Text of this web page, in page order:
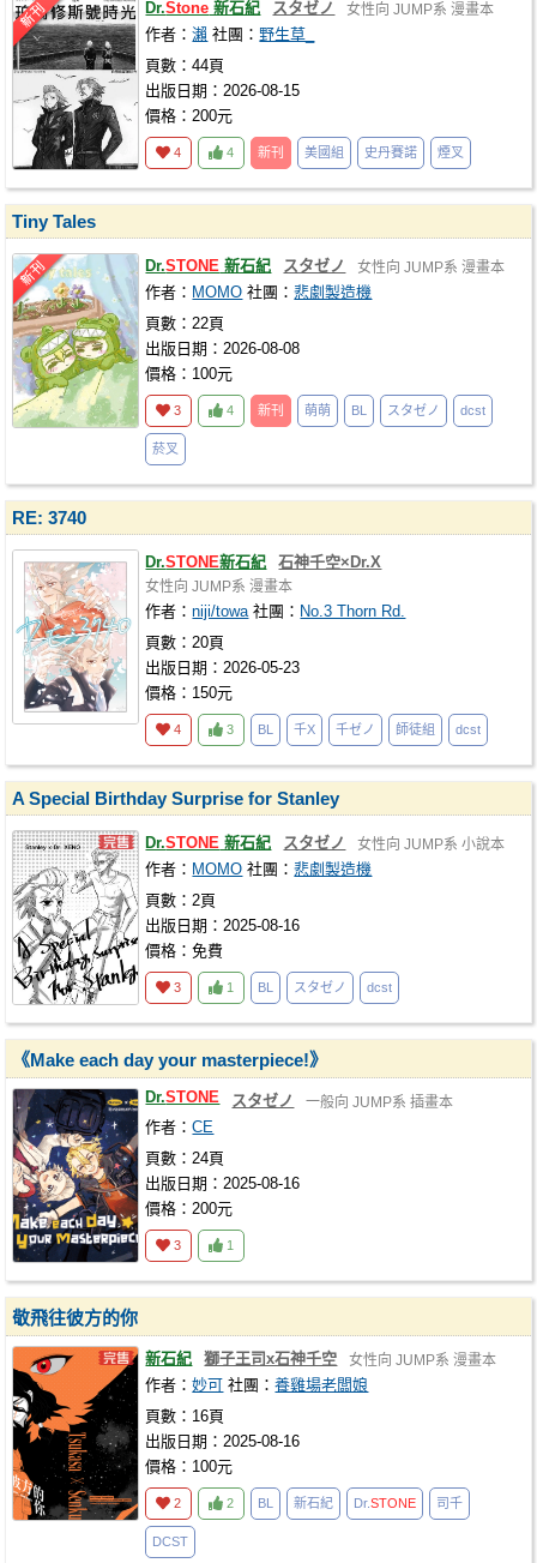
Dr.Stone 新石紀 スタゼノ 女性向 JUMP系 漫畫本
作者：瀨 社團： 野生草_
頁數：44頁
出版日期：2026-08-15
價格：200元
4 4 新刊 美國組 史丹賽諾 煙叉
Tiny Tales
Dr.STONE 新石紀 スタゼノ 女性向 JUMP系 漫畫本
作者： MOMO 社團：悲劇製造機
頁數：22頁
出版日期：2026-08-08
價格：100元
3 4 新刊 萌萌 BL スタゼノ dcst
菸叉
RE: 3740
Dr.STONE新石紀 石神千空×Dr.X
女性向 JUMP系 漫畫本
作者：niji/towa 社團： No.3 Thorn Rd.
頁數：20頁
出版日期：2026-05-23
價格：150元
4 3 BL 千X 千ゼノ 師徒組 dcst
A Special Birthday Surprise for Stanley
Dr.STONE 新石紀 スタゼノ 女性向 JUMP系 小說本
作者： MOMO 社團：悲劇製造機
頁數：2頁
出版日期：2025-08-16
價格：免費
3 1 BL スタゼノ dcst
《Make each day your masterpiece!》
Dr.STONE スタゼノ 一般向 JUMP系 插畫本
作者：CE
頁數：24頁
出版日期：2025-08-16
價格：200元
3 1
敬飛往彼方的你
新石紀 獅子王司x石神千空 女性向 JUMP系 漫畫本
作者：妙可 社團：養雞場老闆娘
頁數：16頁
出版日期：2025-08-16
價格：100元
2 2 BL 新石紀 Dr.STONE 司千
DCST